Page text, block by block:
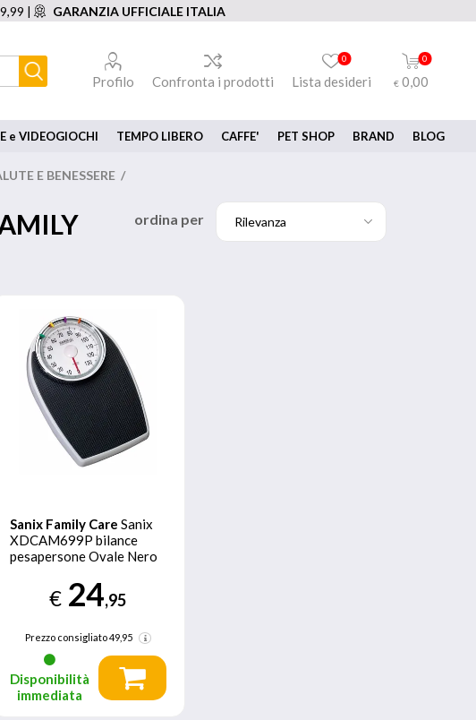
| GARANZIA UFFICIALE ITALIA
Profilo Confronta i prodotti Lista desideri
0 0
€ 0,00
e VIDEOGIOCHI TEMPO LIBERO CAFFE' PET SHOP BRAND BLOG
E BENESSERE /
ordina per
Sanix Family Care Sanix
XDCAM699P bilance
pesapersone Ovale Nero
meccanica
€ 24,95
Prezzo consigliato49,95
Disponibilità
immediata